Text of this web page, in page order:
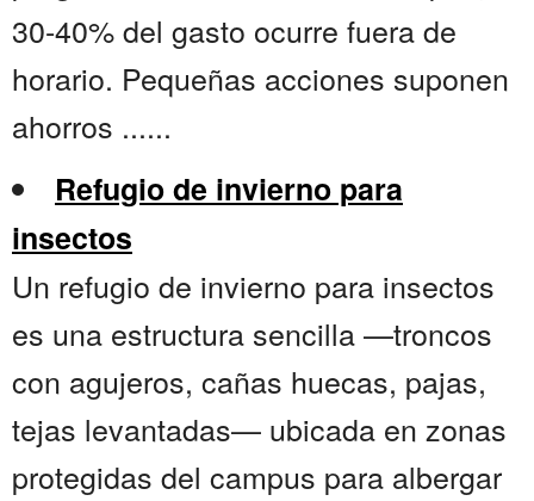
30-40% del gasto ocurre fuera de
horario. Pequeñas acciones suponen
ahorros ......
Refugio de invierno para
insectos
Un refugio de invierno para insectos
es una estructura sencilla —troncos
con agujeros, cañas huecas, pajas,
tejas levantadas— ubicada en zonas
protegidas del campus para albergar